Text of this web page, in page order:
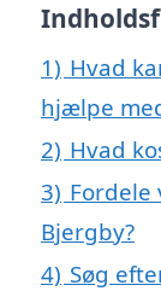
1) Hvad
hjælpe
2) Hvad
3)
Bjergby?
4) Søg